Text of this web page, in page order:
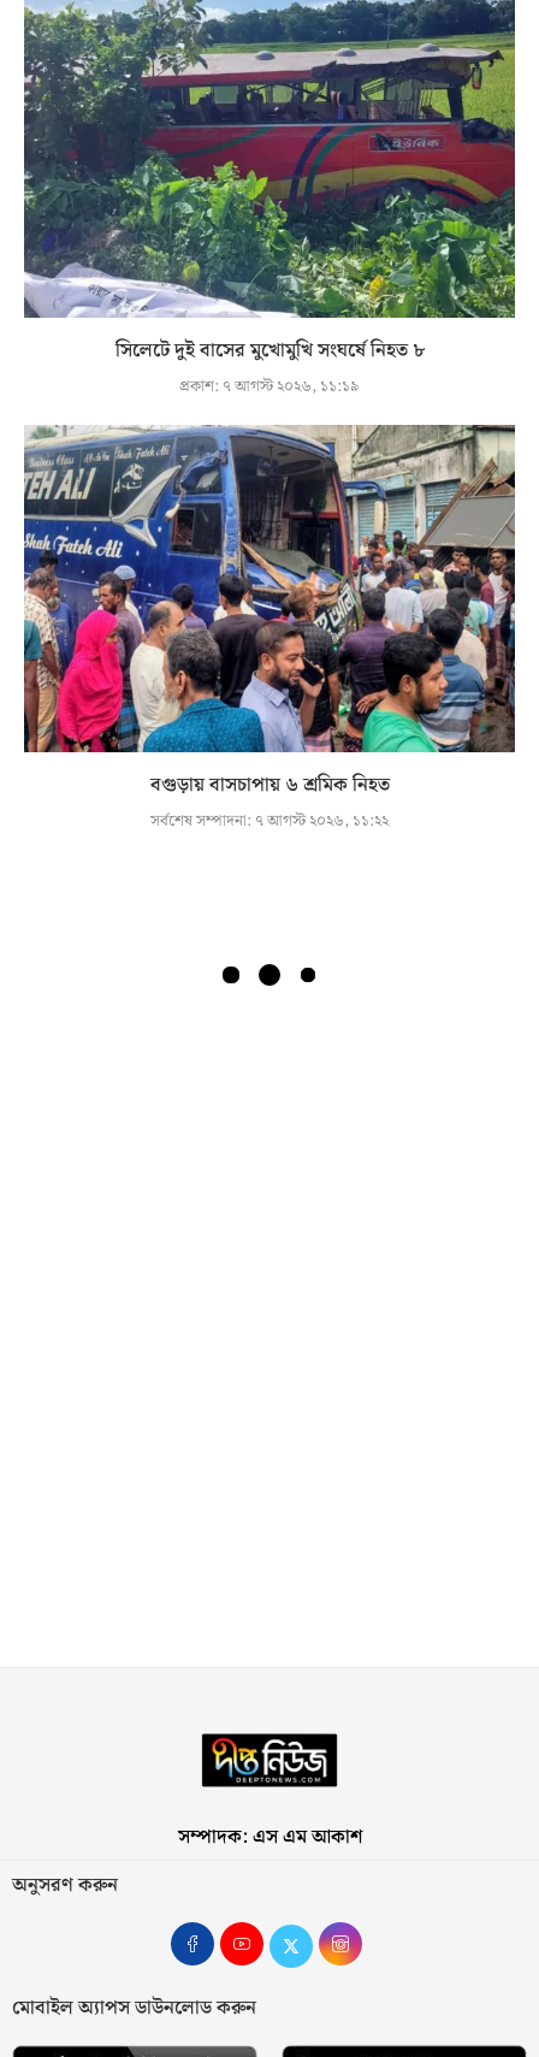
সিলেটে দুই বাসের মুখোমুখি সংঘর্ষে নিহত ৮
প্রকাশ: ৭ আগস্ট ২০২৬, ১১:১৯
বগুড়ায় বাসচাপায় ৬ শ্রমিক নিহত
সর্বশেষ সম্পাদনা: ৭ আগস্ট ২০২৬, ১১:২২
সম্পাদক: এস এম আকাশ
অনুসরণ করুন
মোবাইল অ্যাপস ডাউনলোড করুন